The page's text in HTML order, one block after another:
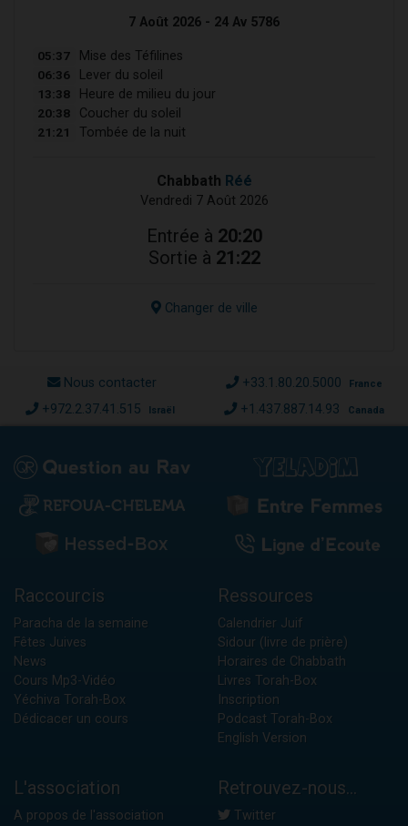
7 Août 2026 - 24 Av 5786
05:37 Mise des Téfilines
06:36 Lever du soleil
13:38 Heure de milieu du jour
20:38 Coucher du soleil
21:21 Tombée de la nuit
Chabbath Réé
Vendredi 7 Août 2026
Entrée à 20:20
Sortie à 21:22
Changer de ville
Nous contacter +33.1.80.20.5000 France
+972.2.37.41.515 Israël +1.437.887.14.93 Canada
Raccourcis
Paracha de la semaine
Fêtes Juives
News
Cours Mp3-Vidéo
Yéchiva Torah-Box
Dédicacer un cours
Ressources
Calendrier Juif
Sidour (livre de prière)
Horaires de Chabbath
Livres Torah-Box
Inscription
Podcast Torah-Box
English Version
L'association
A propos de l'association
Retrouvez-nous...
Twitter